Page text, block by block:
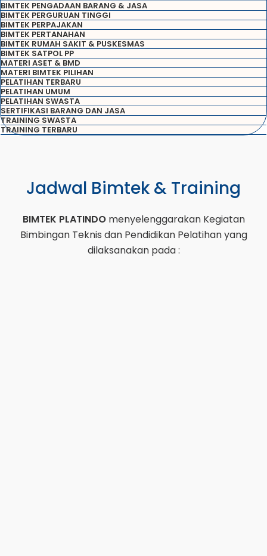
BIMTEK PENGADAAN BARANG & JASA
BIMTEK PERGURUAN TINGGI
BIMTEK PERPAJAKAN
BIMTEK PERTANAHAN
BIMTEK RUMAH SAKIT & PUSKESMAS
BIMTEK SATPOL PP
MATERI ASET & BMD
MATERI BIMTEK PILIHAN
PELATIHAN TERBARU
PELATIHAN UMUM
PELATIHAN SWASTA
SERTIFIKASI BARANG DAN JASA
TRAINING SWASTA
TRAINING TERBARU
Jadwal Bimtek & Training
BIMTEK PLATINDO menyelenggarakan Kegiatan
Bimbingan Teknis dan Pendidikan Pelatihan yang
dilaksanakan pada :